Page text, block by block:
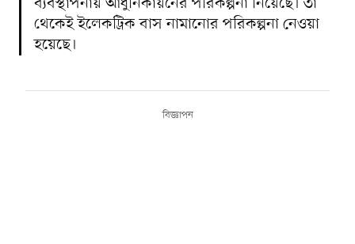
থেকেই ইলেকট্রিক বাস নামানোর পরিকল্পনা নেওয়া
হয়েছে।
বিজ্ঞাপন